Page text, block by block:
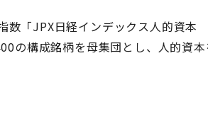
数「JPX日経インデックス人的資本
の構成銘柄を母集団とし、人的資本